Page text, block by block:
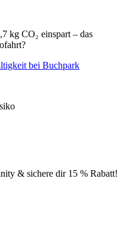
kg CO₂ einspart – das
bei Buchpark
& sichere dir 15 % Rabatt!